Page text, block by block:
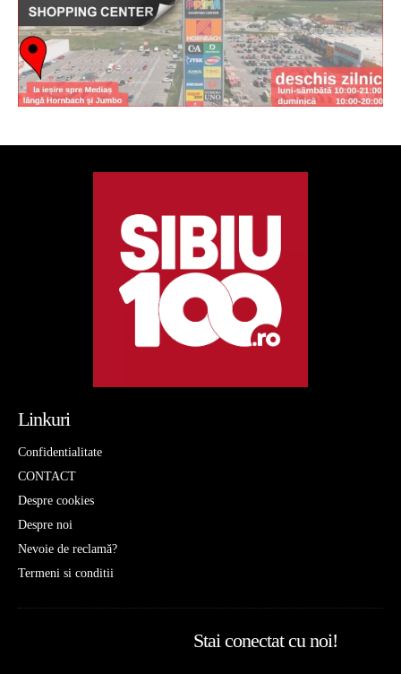
Linkuri
Confidentialitate
CONTACT
Despre cookies
Despre noi
Nevoie de reclamă?
Termeni si conditii
Stai conectat cu noi!